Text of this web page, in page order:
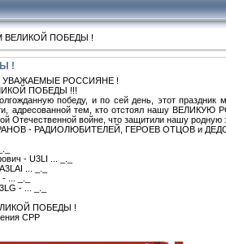
ВЕЛИКОЙ ПОБЕДЫ !
!
РОССИЯНЕ !
ПОБЕДЫ !!!
победу, и по сей день, этот
адресованной тем, кто отстоял нашу
Отечественной войне, что защитили нашу родную
- РАДИОЛЮБИТЕЛЕЙ, ГЕРОЕВ ОТЦОВ и
- U3LI ... _._
... _._
... _._
- ... _._
ПОБЕДЫ !
СРР